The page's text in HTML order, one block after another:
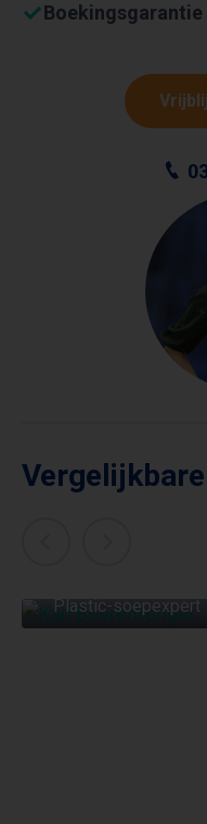
Boekingsgarantie
Plastic-soepexpert